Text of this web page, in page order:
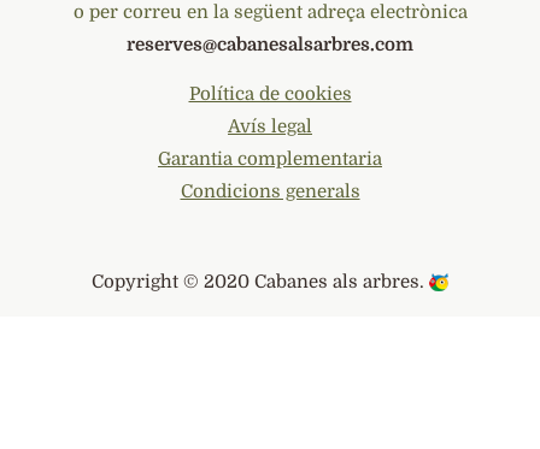
o per correu en la següent adreça electrònica
reserves@cabanesalsarbres.com
Política de cookies
Avís legal
Garantia complementaria
Condicions generals
Copyright © 2020 Cabanes als arbres.